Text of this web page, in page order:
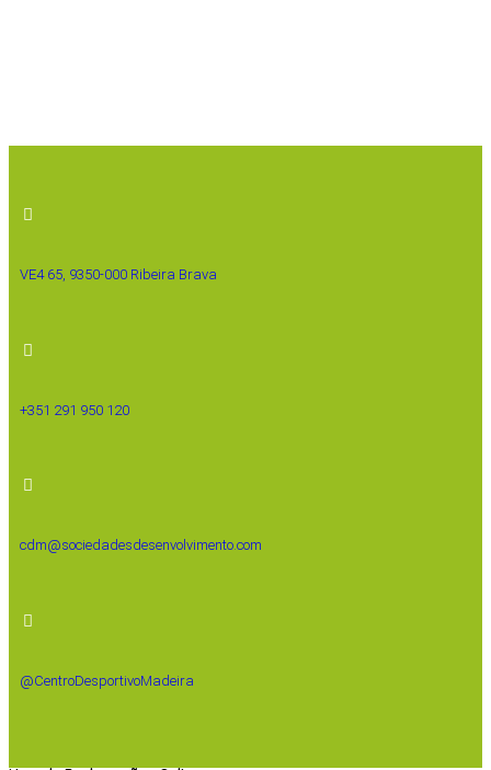
VE4 65, 9350-000 Ribeira Brava
+351 291 950 120
cdm@sociedadesdesenvolvimento.com
@CentroDesportivoMadeira